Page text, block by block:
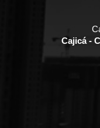
Cajicá -